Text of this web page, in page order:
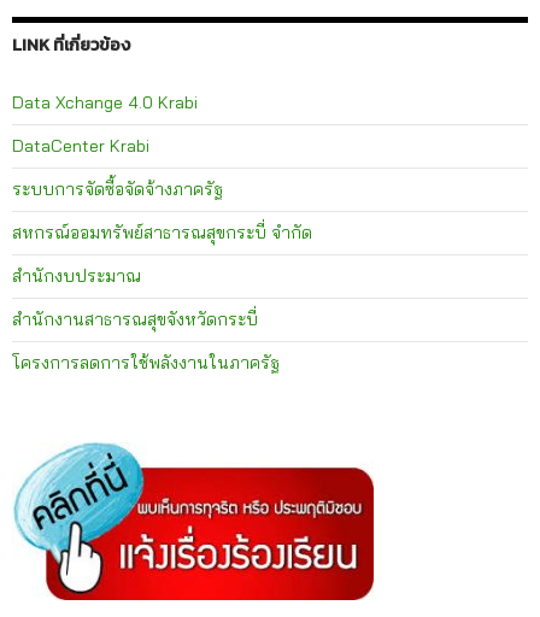
LINK ที่เกี่ยวข้อง
Data Xchange 4.0 Krabi
DataCenter Krabi
ระบบการจัดซื้อจัดจ้างภาครัฐ
สหกรณ์ออมทรัพย์สาธารณสุขกระบี่ จำกัด
สำนักงบประมาณ
สำนักงานสาธารณสุขจังหวัดกระบี่
โครงการลดการใช้พลังงานในภาครัฐ